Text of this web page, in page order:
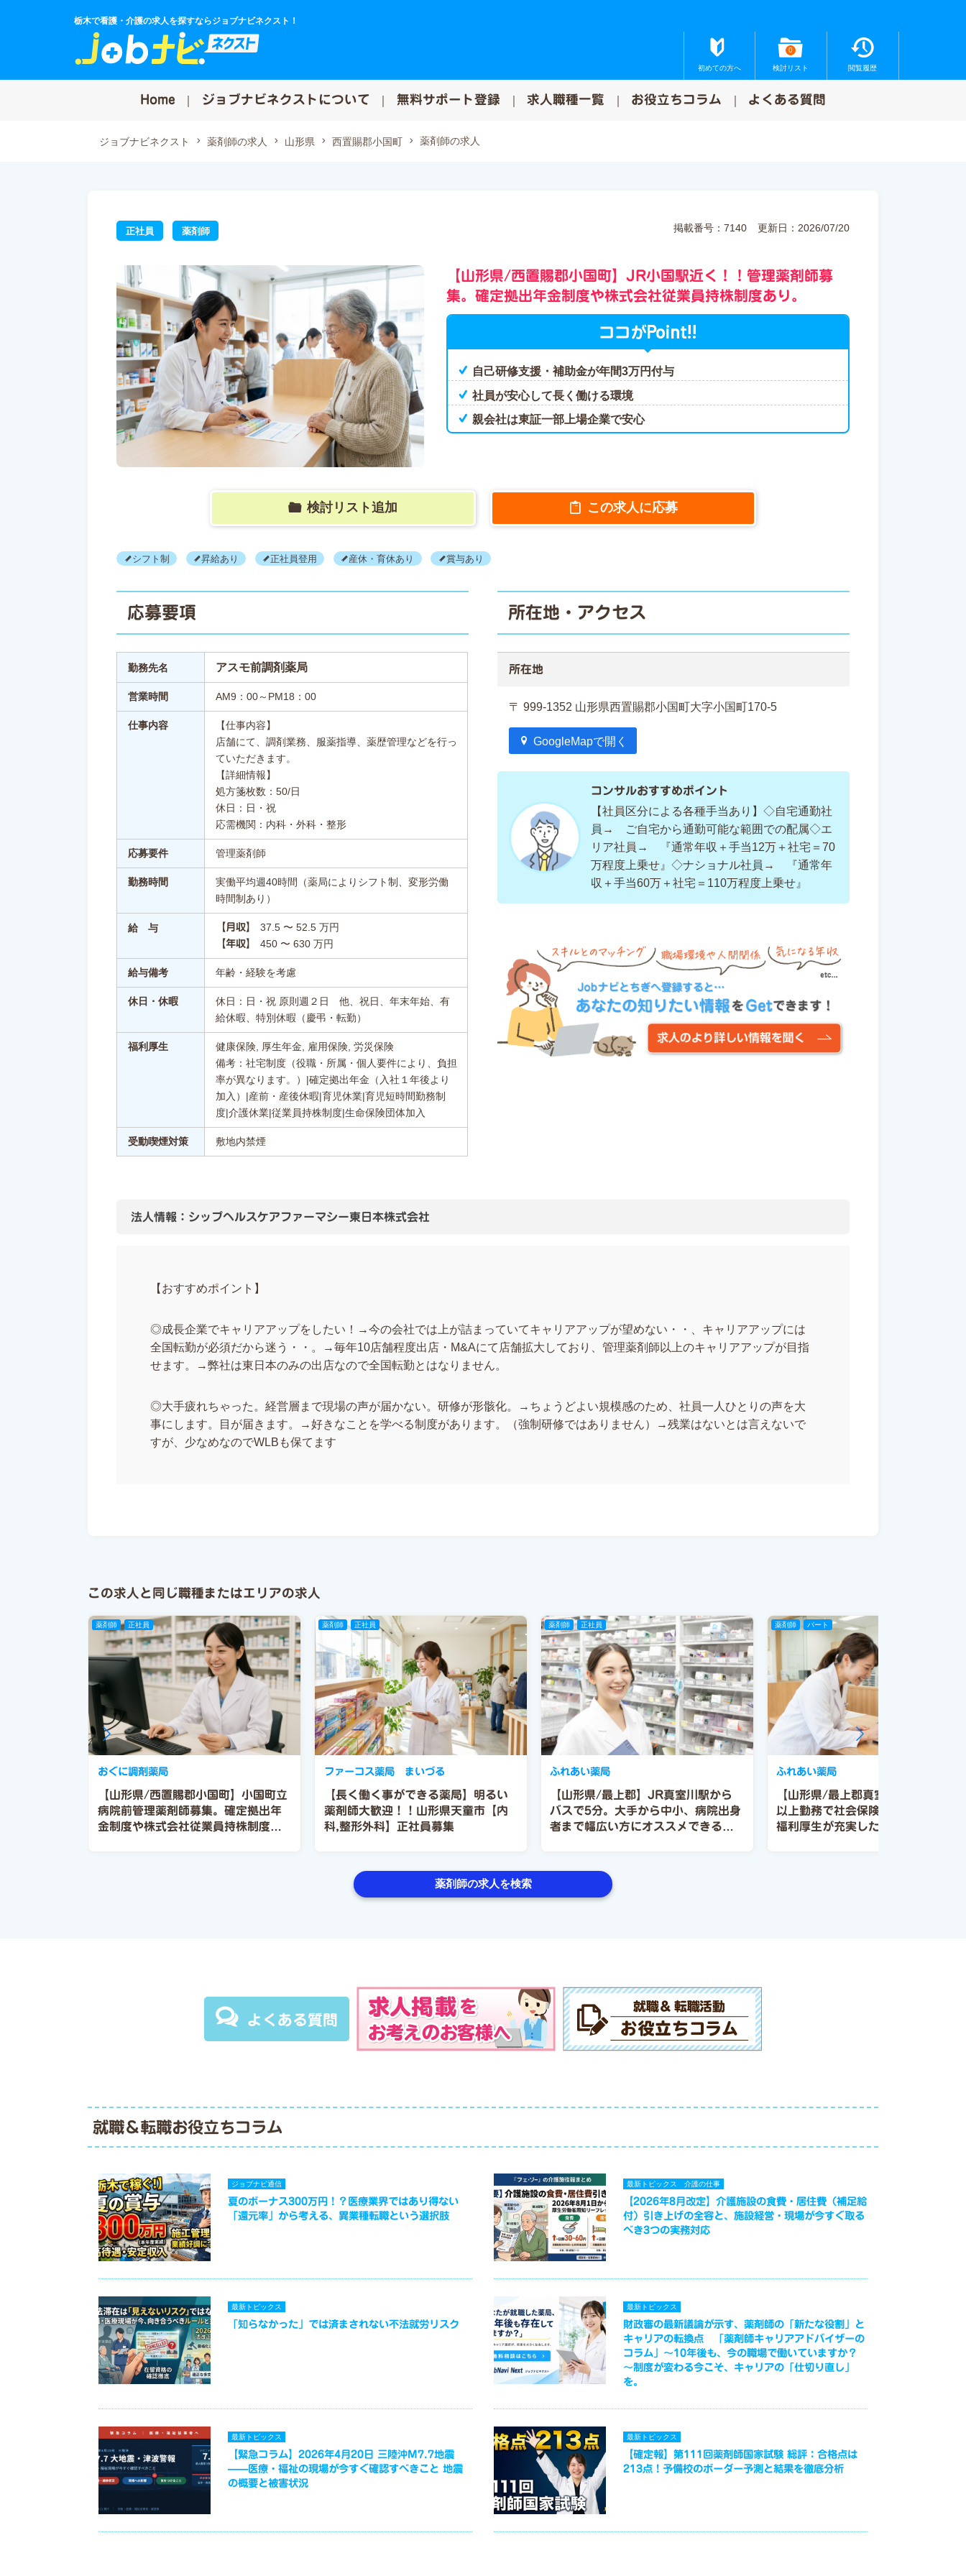
栃木で看護・介護の求人を探すならジョブナビネクスト！
初めての方へ
0
検討リスト 閲覧履歴
Home ジョブナビネクストについて 無料サポート登録 求人職種一覧 お役立ちコラム よくある質問
ジョブナビネクスト 薬剤師の求人 山形県 西置賜郡小国町 薬剤師の求人
掲載番号：7140 更新日：2026/07/20
正社員 薬剤師
【山形県/西置賜郡小国町】JR小国駅近く！！管理薬剤師募
集。確定拠出年金制度や株式会社従業員持株制度あり。
ココがPoint!!
自己研修支援・補助金が年間3万円付与
社員が安心して長く働ける環境
親会社は東証一部上場企業で安心
検討リスト追加 この求人に応募
シフト制 昇給あり 正社員登用 産休・育休あり 賞与あり
応募要項
勤務先名 アスモ前調剤薬局
営業時間 AM9：00～PM18：00
仕事内容
【仕事内容】
店舗にて、調剤業務、服薬指導、薬歴管理などを行っ
ていただきます。
【詳細情報】
処方箋枚数：50/日
休日：日・祝
応需機関：内科・外科・整形
応募要件 管理薬剤師
勤務時間
実働平均週40時間（薬局によりシフト制、変形労働
時間制あり）
給 与 【月収】 37.5 〜 52.5 万円
【年収】 450 〜 630 万円
給与備考 年齢・経験を考慮
休日・休暇
休日：日・祝 原則週２日 他、祝日、年末年始、有
給休暇、特別休暇（慶弔・転勤）
福利厚生
健康保険, 厚生年金, 雇用保険, 労災保険
備考：社宅制度（役職・所属・個人要件により、負担
率が異なります。）|確定拠出年金（入社１年後より
加入）|産前・産後休暇|育児休業|育児短時間勤務制
度|介護休業|従業員持株制度|生命保険団体加入
受動喫煙対策 敷地内禁煙
所在地・アクセス
所在地
〒 999-1352 山形県西置賜郡小国町大字小国町170-5
GoogleMapで開く
コンサルおすすめポイント
【社員区分による各種手当あり】◇自宅通勤社
員→ ご自宅から通勤可能な範囲での配属◇エ
リア社員→ 『通常年収＋手当12万＋社宅＝70
万程度上乗せ』◇ナショナル社員→ 『通常年
収＋手当60万＋社宅＝110万程度上乗せ』
法人情報：シップヘルスケアファーマシー東日本株式会社
【おすすめポイント】
◎成長企業でキャリアアップをしたい！→今の会社では上が詰まっていてキャリアアップが望めない・・、キャリアアップには
全国転勤が必須だから迷う・・。→毎年10店舗程度出店・M&Aにて店舗拡大しており、管理薬剤師以上のキャリアアップが目指
せます。→弊社は東日本のみの出店なので全国転勤とはなりません。
◎大手疲れちゃった。経営層まで現場の声が届かない。研修が形骸化。→ちょうどよい規模感のため、社員一人ひとりの声を大
事にします。目が届きます。→好きなことを学べる制度があります。（強制研修ではありません）→残業はないとは言えないで
すが、少なめなのでWLBも保てます
この求人と同じ職種またはエリアの求人
薬剤師 正社員
【山形県/西置賜郡小国町】小国町立
病院前管理薬剤師募集。確定拠出年
金制度や株式会社従業員持株制度あ
おぐに調剤薬局
薬剤師 正社員
【長く働く事ができる薬局】明るい
薬剤師大歓迎！！山形県天童市【内
科,整形外科】正社員募集
ファーコス薬局 まいづる
薬剤師 正社員
【山形県/最上郡】JR真室川駅から
バスで5分。大手から中小、病院出身
者まで幅広い方にオススメできる会
ふれあい薬局
薬剤師 パート
【山形県/最上郡真室川町】週20時
以上勤務で社会保険加入できます。
福利厚生が充実した求人募集
ふれあい薬局
薬剤師の求人を検索
よくある質問
就職＆転職お役立ちコラム
ジョブナビ通信
夏のボーナス300万円！？医療業界ではあり得ない
「還元率」から考える、異業種転職という選択肢
最新トピックス 介護の仕事
【2026年8月改定】介護施設の食費・居住費（補足給
付）引き上げの全容と、施設経営・現場が今すぐ取る
べき3つの実務対応
最新トピックス
「知らなかった」では済まされない不法就労リスク
最新トピックス
財政審の最新議論が示す、薬剤師の「新たな役割」と
キャリアの転換点 「薬剤師キャリアアドバイザーの
コラム」～10年後も、今の職場で働いていますか？
～制度が変わる今こそ、キャリアの「仕切り直し」
を。
最新トピックス
【緊急コラム】2026年4月20日 三陸沖M7.7地震
——医療・福祉の現場が今すぐ確認すべきこと 地震
の概要と被害状況
最新トピックス
【確定報】第111回薬剤師国家試験 総評：合格点は
213点！予備校のボーダー予測と結果を徹底分析